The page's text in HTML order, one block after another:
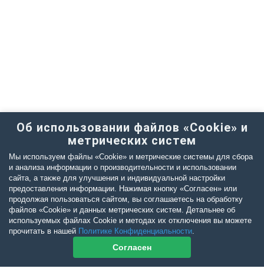
Об использовании файлов «Cookie» и
метрических систем
Мы используем файлы «Cookie» и метрические системы для сбора
и анализа информации о производительности и использовании
сайта, а также для улучшения и индивидуальной настройки
предоставления информации. Нажимая кнопку «Согласен» или
продолжая пользоваться сайтом, вы соглашаетесь на обработку
файлов «Cookie» и данных метрических систем. Детальнее об
используемых файлах Cookie и методах их отключения вы можете
прочитать в нашей Политике Конфиденциальности.
Согласен